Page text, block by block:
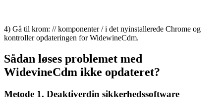
4) Gå til krom: // komponenter / i det nyinstallerede Chrome og
kontroller opdateringen for WidewineCdm.
Sådan løses problemet med
WidevineCdm ikke opdateret?
Metode 1. Deaktiverdin sikkerhedssoftware